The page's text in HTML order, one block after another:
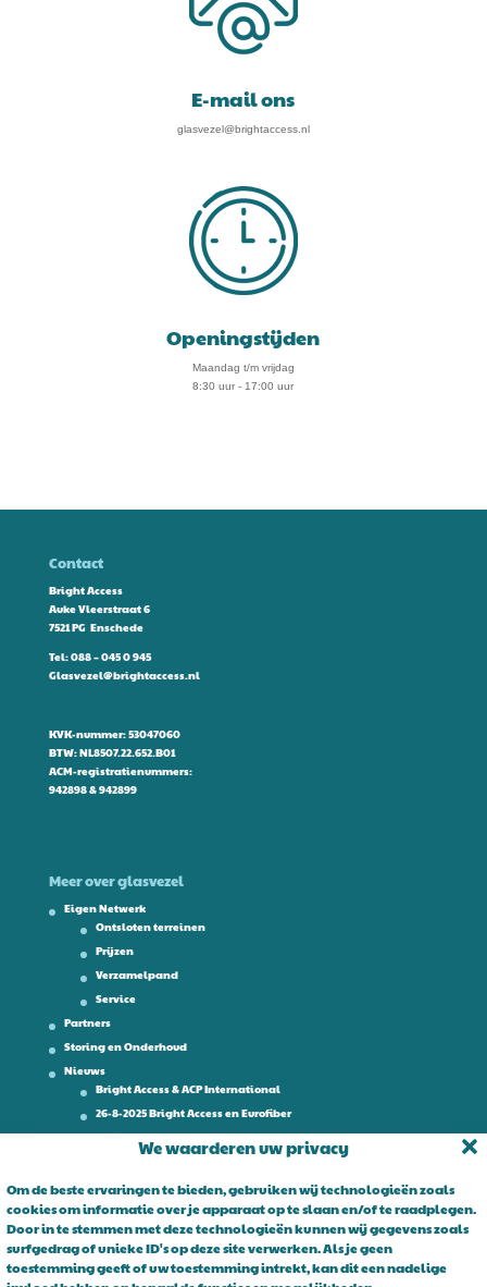
We waarderen uw privacy
Om de beste ervaringen te bieden, gebruiken wij technologieën zoals
cookies om informatie over je apparaat op te slaan en/of te raadplegen.
Door in te stemmen met deze technologieën kunnen wij gegevens zoals
surfgedrag of unieke ID's op deze site verwerken. Als je geen
toestemming geeft of uw toestemming intrekt, kan dit een nadelige
E-mail ons
glasvezel@brightaccess.nl
Openingstijden
Maandag t/m vrijdag
8:30 uur - 17:00 uur
Contact
Bright Access
Auke Vleerstraat 6
7521 PG Enschede
Tel:088 – 045 0 945
Glasvezel@brightaccess.nl
KVK-nummer: 53047060
BTW: NL8507.22.652.B01
ACM-registratienummers:
942898 & 942899
Meer over glasvezel
Eigen Netwerk
Ontsloten terreinen
Prijzen
Verzamelpand
Service
Partners
Storing en Onderhoud
Nieuws
Bright Access & ACP International
26-8-2025 Bright Access en Eurofiber
Werken bij
Over Bright Access
Glasvezel voor ondernemers. Al 15 jaar is Bright Access dé glasvezel
leverancier voor ondernemend Nederland. Bright Access maakt